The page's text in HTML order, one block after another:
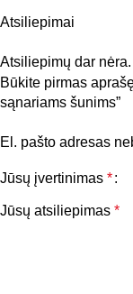
Atsiliepimai
Atsiliepimų dar nėra.
Būkite pirmas
sąnariams šunims”
El. pašto adresas
Jūsų įvertinimas *
Jūsų atsiliepimas *